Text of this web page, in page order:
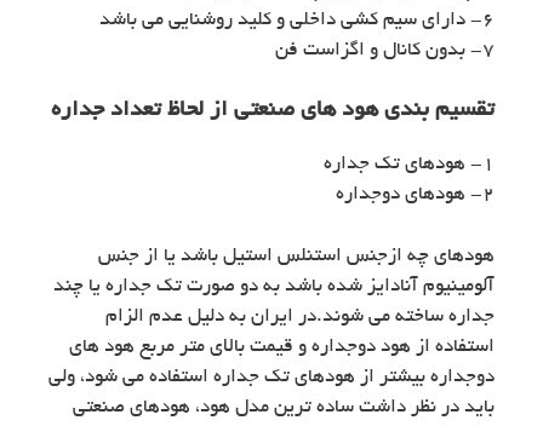
۶- دارای سیم کشی داخلی و کلید روشنایی می باشد
۷- بدون کانال و اگزاست فن
تقسیم بندی هود های صنعتی از لحاظ تعداد جداره
۱- هودهای تک جداره
۲- هودهای دوجداره
هودهای چه ازجنس استنلس استیل باشد یا از جنس
آلومینیوم آنادایز شده باشد به دو صورت تک جداره یا چند
جداره ساخته می شوند.در ایران به دلیل عدم الزام
استفاده از هود دوجداره و قیمت بالای متر مربع هود های
دوجداره بیشتر از هودهای تک جداره استفاده می شود، ولی
باید در نظر داشت ساده ترین مدل هود، هودهای صنعتی